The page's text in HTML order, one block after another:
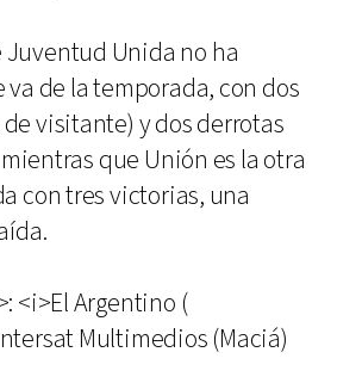
Juventud Unida no ha
va de la temporada, con dos
visitante) y dos derrotas
que Unión es la otra
con tres victorias, una
<i>El Argentino (
Multimedios (Maciá)